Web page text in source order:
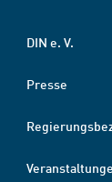
DIN e. V.
Presse